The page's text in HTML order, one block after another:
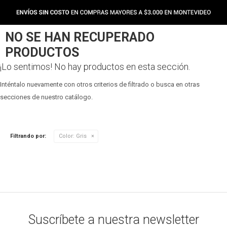
NO SE HAN RECUPERADO
PRODUCTOS
¡Lo sentimos! No hay productos en esta sección.
Inténtalo nuevamente con otros criterios de filtrado o busca en otras
secciones de nuestro catálogo.
Filtrando por: Color: Gris
Suscríbete a nuestra newsletter